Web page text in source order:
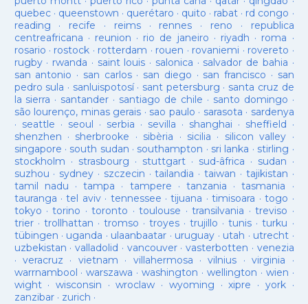
quebec· queenstown · querétaro · quito · rabat · rd congo ·
reading · recife · reims· rennes · reno · republica
centreafricana · reunion · rio de janeiro · riyadh · roma ·
rosario · rostock · rotterdam · rouen · rovaniemi · rovereto ·
rugby· rwanda · saint louis · salonica · salvador de bahia ·
san antonio · san carlos· san diego · san francisco · san
pedro sula · sanluispotosí· sant petersburg · santa cruz de
la sierra · santander · santiago de chile · santo domingo ·
são lourenço, minas gerais · sao paulo · sarasota · sardenya
· seattle · seoul · serbia · sevilla · shanghai · sheffield ·
shenzhen · sherbrooke · sibèria · sicilia · silicon valley ·
singapore · south sudan · southampton · sri lanka · stirling ·
stockholm · strasbourg · stuttgart· sud-âfrica · sudan ·
suzhou · sydney · szczecin ·tailandia ·taiwan · tajikistan ·
tamil nadu ·tampa · tampere · tanzania ·tasmania ·
tauranga ·tel aviv· tennessee ·tijuana ·timisoara ·togo ·
tokyo ·torino ·toronto ·toulouse ·transilvania ·treviso ·
trier· trollhattan · tromso · troyes·trujillo ·tunis ·turku ·
tübingen · uganda · ulaanbaatar · uruguay · utah · utrecht ·
uzbekistan · valladolid · vancouver· vasterbotten · venezia
· veracruz · vietnam · villahermosa ·vilnius ·virginia ·
warrnambool ·warszawa ·washington · wellington · wien ·
wight· wisconsin ·wroclaw · wyoming ·xipre · york·
zanzibar· zurich ·